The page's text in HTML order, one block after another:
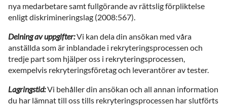
nya medarbetare samt fullgörande av rättslig förpliktelse
enligt diskrimineringslag (2008:567).
Delning av uppgifter:Vi kan dela din ansökan med våra
anställda som är inblandade i rekryteringsprocessen och
tredje part som hjälper oss i rekryteringsprocessen,
exempelvis rekryteringsföretag och leverantörer av tester.
Lagringstid:Vi behåller din ansökan och all annan information
du har lämnat till oss tills rekryteringsprocessen har slutförts